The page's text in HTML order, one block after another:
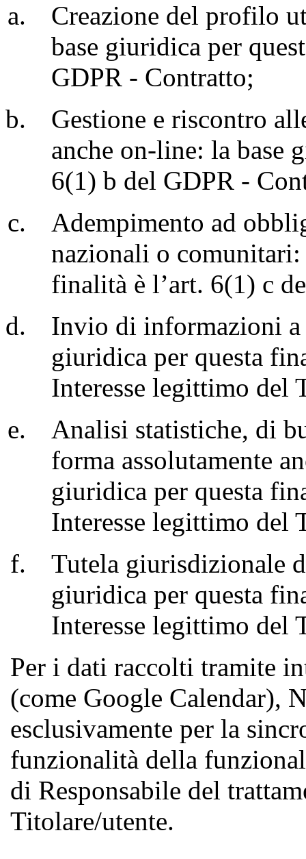
Creazione del profilo
base giuridica per
GDPR - Contratto;
Gestione e riscontro
anche on-line: la base
6(1) b del GDPR -
Adempimento ad
nazionali o comunitari:
finalità è l’art. 6(1) c
Invio di informazioni a
giuridica per questa
Interesse legittimo del
Analisi statistiche, di
forma assolutamente
giuridica per questa
Interesse legittimo del
Tutela giurisdizionale
giuridica per questa
Interesse legittimo del
Per i dati raccolti tramite
(come Google Calendar),
esclusivamente per la
funzionalità della
di Responsabile del
Titolare/utente.